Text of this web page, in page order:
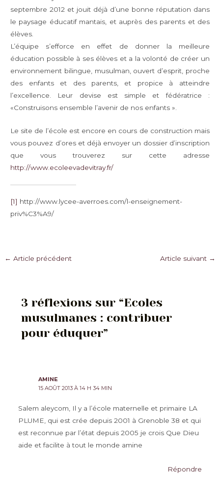
septembre 2012 et jouit déjà d’une bonne réputation dans
le paysage éducatif mantais, et auprès des parents et des
élèves.
L’équipe s’efforce en effet de donner la meilleure
éducation possible à ses élèves et a la volonté de créer un
environnement bilingue, musulman, ouvert d’esprit, proche
des enfants et des parents, et propice à atteindre
l’excellence. Leur devise est simple et fédératrice :
«Construisons ensemble l’avenir de nos enfants ».
Le site de l’école est encore en cours de construction mais
vous pouvez d’ores et déjà envoyer un dossier d’inscription
que vous trouverez sur cette adresse
http://www.ecoleevadevitray.fr/
[1] http://www.lycee-averroes.com/l-enseignement-
priv%C3%A9/
Navigation
← Article précédent Article suivant →
3 réflexions sur “Ecoles
musulmanes : contribuer
pour éduquer”
AMINE
15 AOÛT 2013 À 14 H 34 MIN
Salem aleycom, Il y a l’école maternelle et primaire LA
PLUME, qui est crée depuis 2001 à Grenoble 38 et qui
est reconnue par l’état depuis 2005 je crois Que Dieu
aide et facilite à tout le monde amine
Répondre